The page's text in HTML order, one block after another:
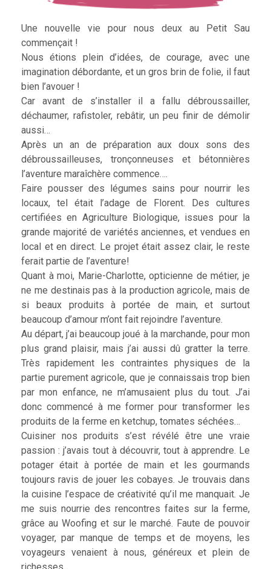
Une nouvelle vie pour nous deux au Petit Sau
commençait !
Nous étions plein d’idées, de courage, avec une
imagination débordante, et un gros brin de folie, il faut
bien l’avouer !
Car avant de s’installer il a fallu débroussailler,
déchaumer, rafistoler, rebâtir, un peu finir de démolir
aussi…
Après un an de préparation aux doux sons des
débroussailleuses, tronçonneuses et bétonnières
l’aventure maraîchère commence….
Faire pousser des légumes sains pour nourrir les
locaux, tel était l’adage de Florent. Des cultures
certifiées en Agriculture Biologique, issues pour la
grande majorité de variétés anciennes, et vendues en
local et en direct. Le projet était assez clair, le reste
ferait partie de l’aventure!
Quant à moi, Marie-Charlotte, opticienne de métier, je
ne me destinais pas à la production agricole, mais de
si beaux produits à portée de main, et surtout
beaucoup d’amour m’ont fait rejoindre l’aventure.
Au départ, j’ai beaucoup joué à la marchande, pour mon
plus grand plaisir, mais j’ai aussi dû gratter la terre.
Très rapidement les contraintes physiques de la
partie purement agricole, que je connaissais trop bien
par mon enfance, ne m’amusaient plus du tout. J’ai
donc commencé à me former pour transformer les
produits de la ferme en ketchup, tomates séchées…
Cuisiner nos produits s’est révélé être une vraie
passion : j’avais tout à découvrir, tout à apprendre. Le
potager était à portée de main et les gourmands
toujours ravis de jouer les cobayes. Je trouvais dans
la cuisine l’espace de créativité qu’il me manquait. Je
me suis nourrie des rencontres faites sur la ferme,
grâce au Woofing et sur le marché. Faute de pouvoir
voyager, par manque de temps et de moyens, les
voyageurs venaient à nous, généreux et plein de